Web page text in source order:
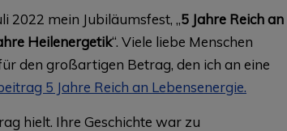
2022 mein Jubiläumsfest, „5 Jahre Reich an
Heilenergetik“. Viele liebe Menschen
den großartigen Betrag, den ich an eine
5 Jahre Reich an Lebensenergie.
hielt. Ihre Geschichte war zu